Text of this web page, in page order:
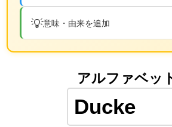
💡意味・由来を追加
アルファベッ